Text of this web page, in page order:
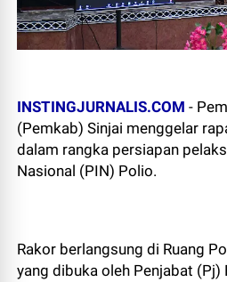
INSTINGJURNALIS.COM -
(Pemkab) Sinjai menggelar
dalam rangka persiapan
Nasional (PIN) Polio.
Rakor berlangsung di Ruang
yang dibuka oleh Penjabat (Pj)